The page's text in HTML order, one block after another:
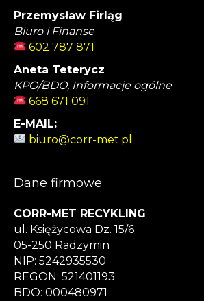
Przemysław Firląg
Biuro i Finanse
602 787 871
Aneta Teterycz
KPO/BDO, Informacje ogólne
668 671 091
E-MAIL:
biuro@corr-met.pl
Dane firmowe
CORR-MET RECYKLING
ul. Księżycowa Dz. 15/6
05-250 Radzymin
NIP: 5242935530
REGON: 521401193
BDO: 000480971